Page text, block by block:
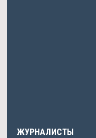
ЖУРНАЛИСТЫ